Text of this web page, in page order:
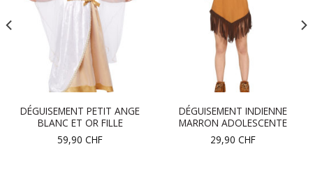
DÉGUISEMENT PETIT ANGE
BLANC ET OR FILLE
59,90 CHF
DÉGUISEMENT INDIENNE
MARRON ADOLESCENTE
29,90 CHF